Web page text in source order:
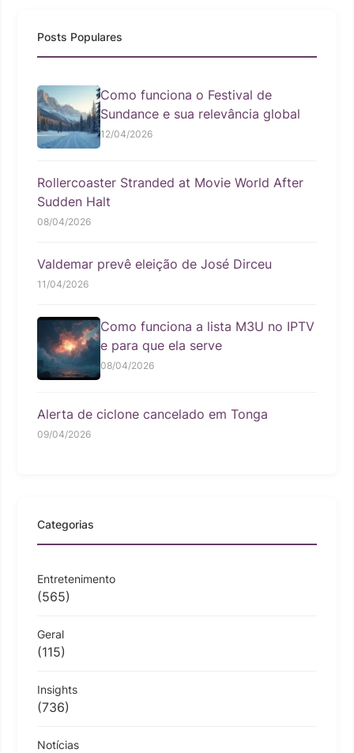
Posts Populares
Como funciona o Festival de
Sundance e sua relevância global
12/04/2026
Rollercoaster Stranded at Movie World After
Sudden Halt
08/04/2026
Valdemar prevê eleição de José Dirceu
11/04/2026
Como funciona a lista M3U no IPTV
e para que ela serve
08/04/2026
Alerta de ciclone cancelado em Tonga
09/04/2026
Categorias
Entretenimento
(565)
Geral
(115)
Insights
(736)
Notícias